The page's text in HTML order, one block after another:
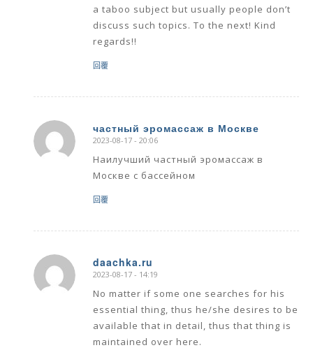
a taboo subject but usually people don’t
discuss such topics. To the next! Kind
regards!!
回覆
частный эромассаж в Москве
says:
2023-08-17 - 20:06
Наилучший частный эромассаж в
Москве с бассейном
回覆
daachka.ru
says:
2023-08-17 - 14:19
No matter if some one searches for his
essential thing, thus he/she desires to be
available that in detail, thus that thing is
maintained over here.